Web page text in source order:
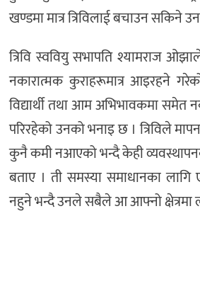
खण्डमा मात्र त्रिविलाई बचाउन सकिने
त्रिवि स्ववियु सभापति श्यामराज
नकारात्मक कुराहरूमात्र आइरहने
विद्यार्थी तथा आम अभिभावकमा समेत
परिरहेको उनको भनाइ छ । त्रिविले
कुनै कमी नआएको भन्दै केही
बताए । ती समस्या समाधानका
नहुने भन्दै उनले सबैले आ आफ्नो क्षेत्रमा